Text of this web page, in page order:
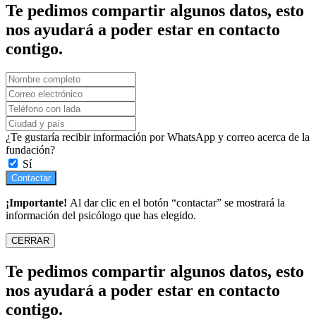
Te pedimos compartir algunos datos, esto
nos ayudará a poder estar en contacto
contigo.
¿Te gustaría recibir información por WhatsApp y correo acerca de la
fundación?
Sí
Contactar
¡Importante! Al dar clic en el botón “contactar” se mostrará la
información del psicólogo que has elegido.
CERRAR
Te pedimos compartir algunos datos, esto
nos ayudará a poder estar en contacto
contigo.